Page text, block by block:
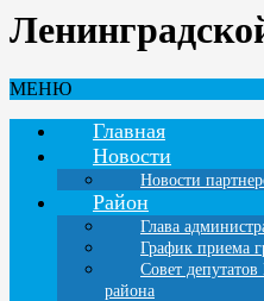
МЕНЮ
Главная
Новости
Новости
Район
Глава
График приема
Совет
района